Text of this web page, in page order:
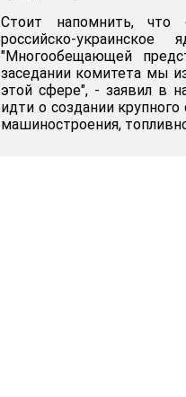
Стоит напомнить, что
российско-
"Многообещающей
заседании комитета мы
этой сфере", - заявил в
идти о создании
машиностроения,